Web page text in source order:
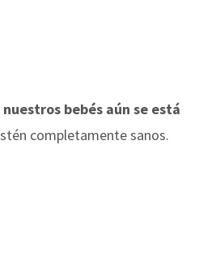
bebés aún se está
completamente sanos.